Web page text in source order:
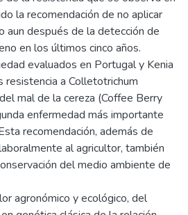
la recomendación de no aplicar
aun después de la detección de
en los últimos cinco años.
evaluados en Portugal y Kenia
resistencia a Colletotrichum
mal de la cereza (Coffee Berry
enfermedad más importante
recomendación, además de
al agricultor, también
del medio ambiente de
agronómico y ecológico, del